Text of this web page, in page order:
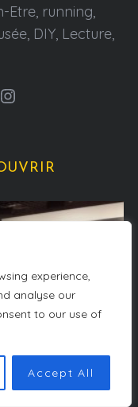
experience,
analyse our
to our use of
Accept All
Etre, running,
DIY, Lecture,